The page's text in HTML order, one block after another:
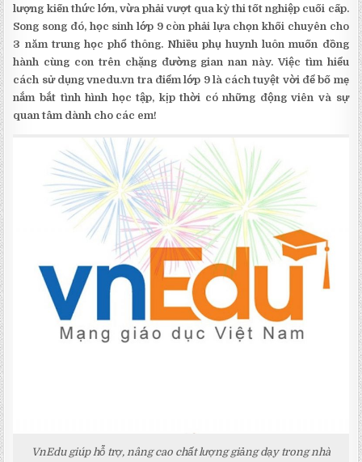
lượng kiến thức lớn, vừa phải vượt qua kỳ thi tốt nghiệp cuối cấp.
Song song đó, học sinh lớp 9 còn phải lựa chọn khối chuyên cho
3 năm trung học phổ thông. Nhiều phụ huynh luôn muốn đồng
hành cùng con trên chặng đường gian nan này. Việc tìm hiểu
cách sử dụng vnedu.vn tra điểm lớp 9 là cách tuyệt vời để bố mẹ
nắm bắt tình hình học tập, kịp thời có những động viên và sự
quan tâm dành cho các em!
VnEdu giúp hỗ trợ, nâng cao chất lượng giảng dạy trong nhà